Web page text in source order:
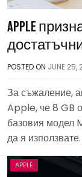
Apple
POSTED ON JUNE 25,
За съжаление,
Apple, че 8 GB
базовия модел
да я
APPLE